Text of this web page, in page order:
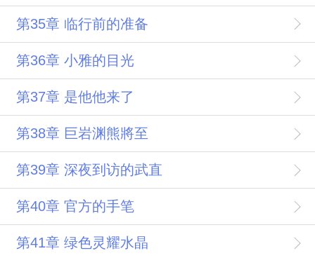
第35章 临行前的准备
第36章 小雅的目光
第37章 是他他来了
第38章 巨岩渊熊將至
第39章 深夜到访的武直
第40章 官方的手笔
第41章 绿色灵耀水晶